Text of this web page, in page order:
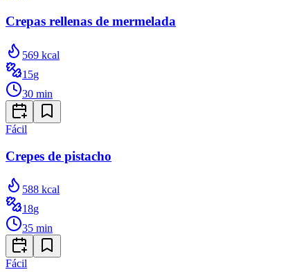
Crepas rellenas de mermelada
569 kcal
15g
30 min
Fácil
Crepes de pistacho
588 kcal
18g
35 min
Fácil